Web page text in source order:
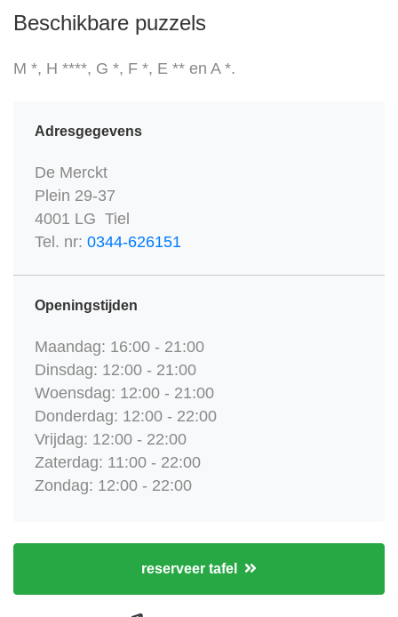
Beschikbare puzzels
M *, H ****, G *, F *, E ** en A *.
Adresgegevens
De Merckt
Plein 29-37
4001 LG Tiel
Tel. nr: 0344-626151
Openingstijden
Maandag: 16:00 - 21:00
Dinsdag: 12:00 - 21:00
Woensdag: 12:00 - 21:00
Donderdag: 12:00 - 22:00
Vrijdag: 12:00 - 22:00
Zaterdag: 11:00 - 22:00
Zondag: 12:00 - 22:00
reserveer tafel